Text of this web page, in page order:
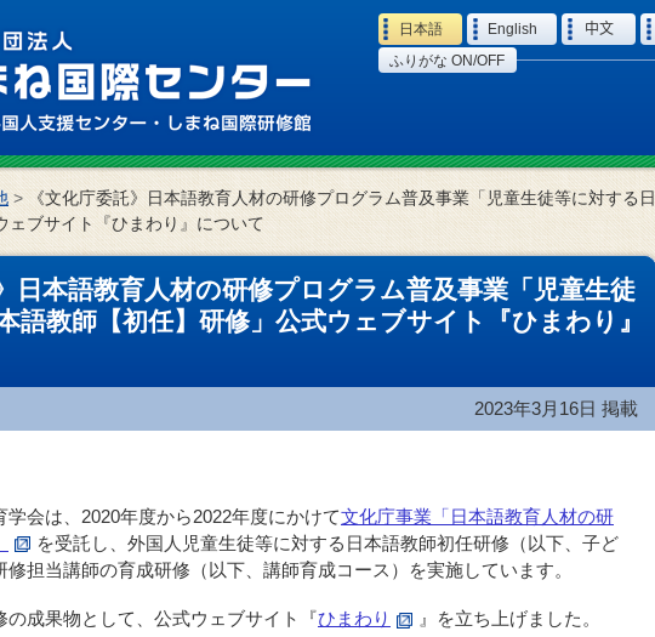
Language
日本語 English 中文
ふりがな ON/OFF
>《文化庁委託》日本語教育人材の研修プログラム普及事業「児童生徒等に対する日
ェブサイト『ひまわり』について
日本語教育人材の研修プログラム普及事業「児童生徒
語教師【初任】研修」公式ウェブサイト『ひまわり』
2023年3月16日 掲載
会は、2020年度から2022年度にかけて文化庁事業「日本語教育人材の研
を受託し、外国人児童生徒等に対する日本語教師初任研修（以下、子ど
修担当講師の育成研修（以下、講師育成コース）を実施しています。
の成果物として、公式ウェブサイト『ひまわり 』を立ち上げました。